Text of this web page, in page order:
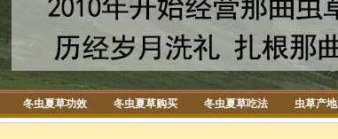
冬虫夏草功效 冬虫夏草购买 冬虫夏草吃法 虫草产